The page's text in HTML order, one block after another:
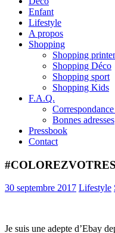
Enfant
Lifestyle
A propos
Shopping
Shopping
Shopping Déco
Shopping sport
Shopping Kids
F.A.Q.
Bonnes adresses
Pressbook
Contact
30 septembre 2017 Lifestyle
Je suis une adepte d’Ebay